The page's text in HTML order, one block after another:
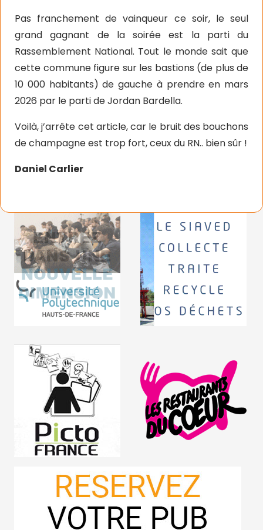
Pas franchement de vainqueur ce soir, le seul
grand gagnant de la soirée est la parti du
Rassemblement National. Tout le monde sait que
cette commune figure sur les bastions (de plus de
10 000 habitants) de gauche à prendre en mars
2026 par le parti de Jordan Bardella.
Voilà, j’arrête cet article, car le bruit des bouchons
de champagne est trop fort, ceux du RN.. bien sûr !
Daniel Carlier